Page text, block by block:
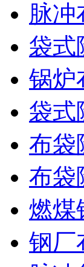
脉冲
袋式
锅炉
袋式
布袋
布袋
燃煤
钢厂